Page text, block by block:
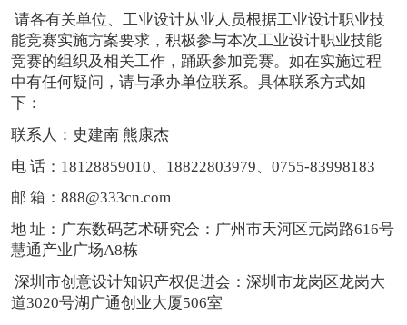
请各有关单位、工业设计从业人员根据工业设计职业技
能竞赛实施方案要求，积极参与本次工业设计职业技能
竞赛的组织及相关工作，踊跃参加竞赛。如在实施过程
中有任何疑问，请与承办单位联系。具体联系方式如
下：
联系人：史建南 熊康杰
电 话：18128859010、18822803979、0755-83998183
邮 箱：888@333cn.com
地 址：广东数码艺术研究会：广州市天河区元岗路616号
慧通产业广场A8栋
深圳市创意设计知识产权促进会：深圳市龙岗区龙岗大
道3020号湖广通创业大厦506室